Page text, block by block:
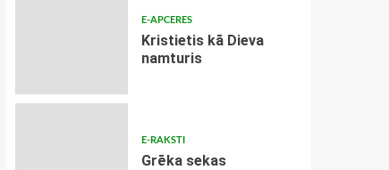
E-APCERES
Kristietis kā Dieva
namturis
E-RAKSTI
Grēka sekas